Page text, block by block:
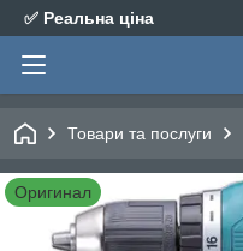
✅ Реальна ціна
Товари та послуги
Оригинал